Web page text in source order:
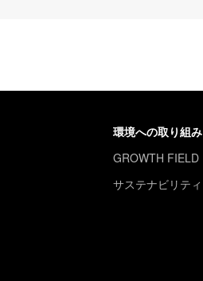
環境への取り組み
GROWTH FIELD
サステナビリティ